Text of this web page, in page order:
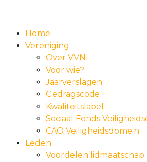
Home
Vereniging
Over VVNL
Voor wie?
Jaarverslagen
Gedragscode
Kwaliteitslabel
Sociaal Fonds
CAO Veiligheidsdomein
Leden
Voordelen lidmaatschap